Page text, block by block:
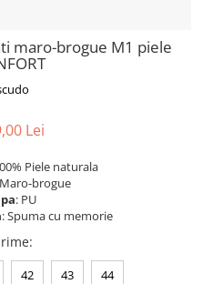
maro-brogue M1 piele
Lei
Piele naturala
brogue
: PU
: Spuma cu memorie
:
42 43 44